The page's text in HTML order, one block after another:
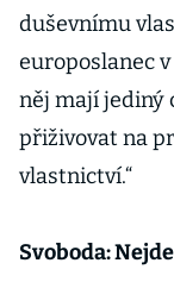
duševnímu
europoslanec
něj mají jediný
přiživovat na
vlastnictví.“
Svoboda: